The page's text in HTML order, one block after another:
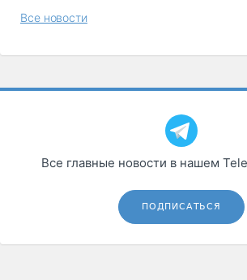
Все новости
Все главные новости в нашем
ПОДПИСАТЬСЯ